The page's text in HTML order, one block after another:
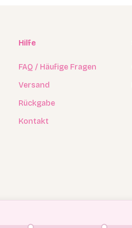
Hilfe
FAQ / Häufige Fragen
Versand
Rückgabe
Kontakt